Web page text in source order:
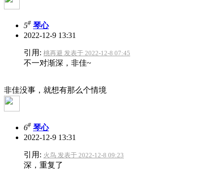
5# 琴心
2022-12-9 13:31
引用: 桃再避 发表于 2022-12-8 07:45
不一对渐深，非佳~
非佳没事，就想有那么个情境
6# 琴心
2022-12-9 13:31
引用: 火鸟 发表于 2022-12-8 09:23
深，重复了